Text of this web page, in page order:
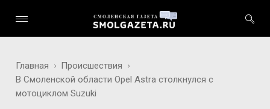
Главная
Происшествия
В Смоленской области Opel Astra столкнулся с
мотоциклом Suzuki